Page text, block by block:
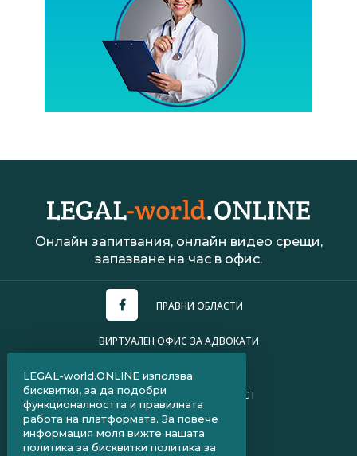
Онлайн запитвания, онлайн видео срещи,
запазване на час в офис.
ПРАВНИ ОБЛАСТИ
ВИРТУАЛЕН ОФИС ЗА АДВОКАТИ
ПОЛИТИКА ЗА ПОВЕРИТЕЛНОСТ
ЧЗВ ЗА КЛИЕНТИ
ЧЗВ ЗА АДВОКАТИ
LEGAL-world.ONLINE използва
бисквитки, за да подобри
функционалността и правилната
работа на платформата. За повече
информация моля вижте нашата
политика за бисквитки политика за